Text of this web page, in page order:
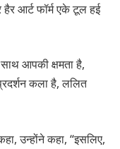
आर्ट फॉर्म एके टूल हई
आपकी क्षमता है,
कला है, ललित
उन्होंने कहा, “इसलिए,